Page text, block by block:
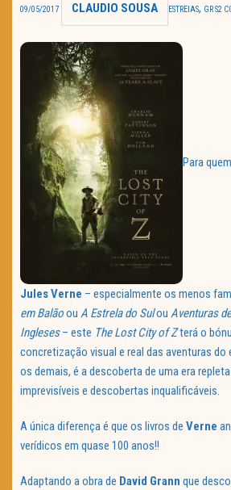
TRAILER DO DIA
Política de Privacidade
09/05/2017 CLAUDIO SOUSA ESTREIAS, GR S2
Para
Jules Verne – especialmente os menos
em Balãoou A Estrela do Sulou Aventuras
Ingleses– este The Lost City of Zterá o
concretização visual e real das aventuras do
os demais, é a descoberta de uma era
imprevisíveis e descobertas inqualificáveis.
A única diferença é que os livros de Verne
verídicos em quase 100 anos!!
Adaptando a obra de David Grann que